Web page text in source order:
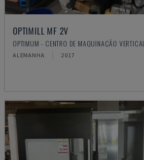
OPTIMILL MF 2V
OPTIMUM - CENTRO DE MAQUINAÇÃO VERTICAL
ALEMANHA 2017